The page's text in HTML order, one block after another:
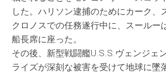
した。ハリソン逮捕のためにカーク、
クロノスでの任務遂行中に、スールー
船長席に座った。
その後、新型戦闘艦U.S.S.ヴェンジェ
ライズが深刻な被害を受けて地球に墜